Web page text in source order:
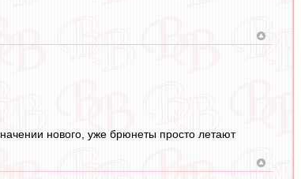
нового, уже брюнеты просто летают